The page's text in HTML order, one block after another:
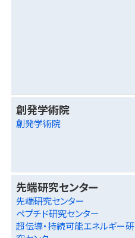
創発学術院
創発学術院
先端研究センター
先端研究センター
ペプチド研究センター
超伝導・持続可能エネルギー研